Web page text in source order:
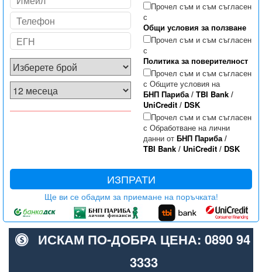
Прочел съм и съм съгласен
с
Общи условия за ползване
Прочел съм и съм съгласен
с
Политика за поверителност
Прочел съм и съм съгласен
с Общите условия на
БНП Париба/ TBI Bank/
UniCredit/ DSK
Прочел съм и съм съгласен
с Обработване на лични
данни от БНП Париба/
TBI Bank/ UniCredit/ DSK
ИЗПРАТИ
Ще ви се обадим за приемане на поръчката!
ИСКАМ ПО-ДОБРА ЦЕНА: 0890 94
3333